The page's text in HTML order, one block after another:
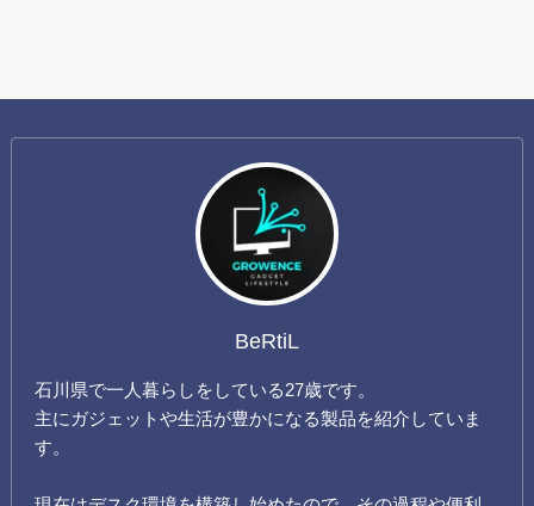
BeRtiL
石川県で一人暮らしをしている27歳です。
主にガジェットや生活が豊かになる製品を紹介していま
す。